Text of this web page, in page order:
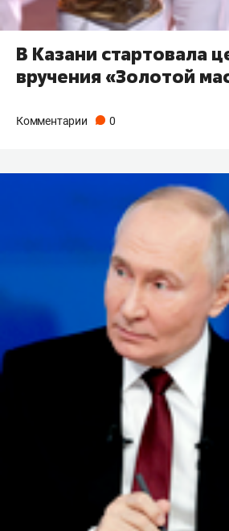
В Казани стартовала
вручения «Золотой
Комментарии 0